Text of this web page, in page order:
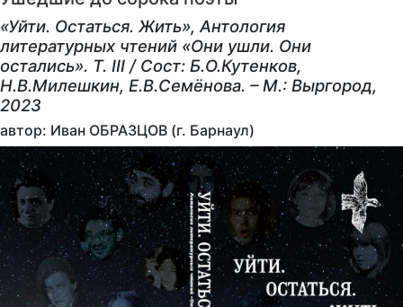
«Уйти. Остаться. Жить», Антология
литературных чтений «Они ушли. Они
остались». Т. III / Сост: Б.О.Кутенков,
Н.В.Милешкин, Е.В.Семёнова. – М.: Выргород,
2023
автор: Иван ОБРАЗЦОВ (г. Барнаул)